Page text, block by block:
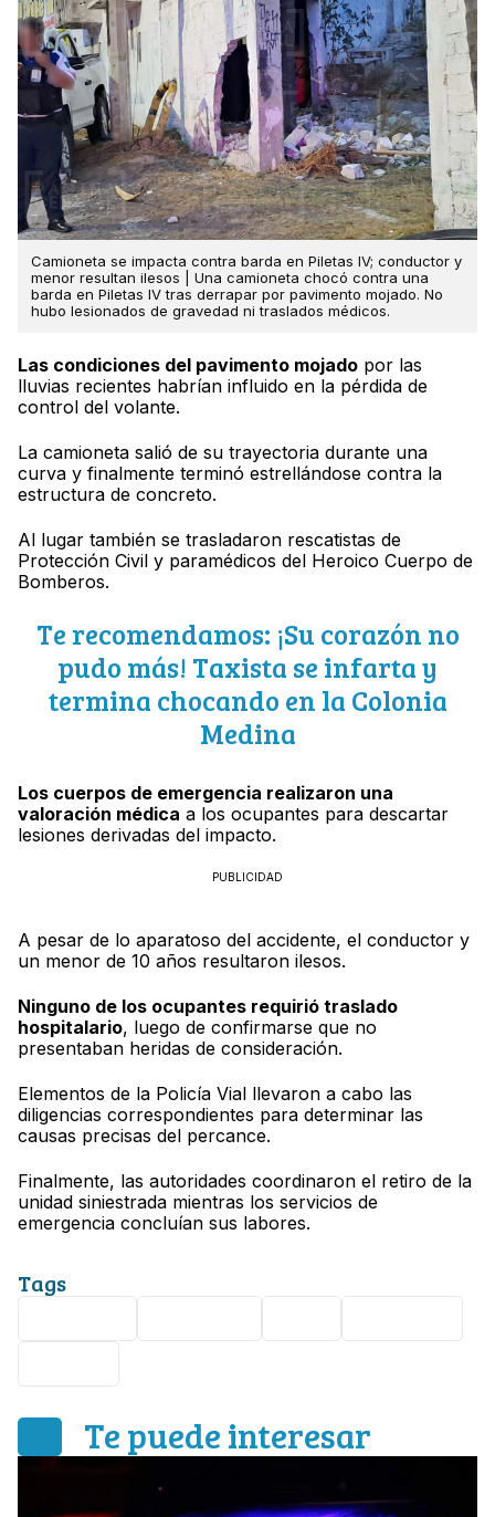
Camioneta se impacta contra barda en Piletas IV; conductor y
menor resultan ilesos | Una camioneta chocó contra una
barda en Piletas IV tras derrapar por pavimento mojado. No
hubo lesionados de gravedad ni traslados médicos.
Las condiciones del pavimento mojado por las
lluvias recientes habrían influido en la pérdida de
control del volante.
La camioneta salió de su trayectoria durante una
curva y finalmente terminó estrellándose contra la
estructura de concreto.
Al lugar también se trasladaron rescatistas de
Protección Civil y paramédicos del Heroico Cuerpo de
Bomberos.
Te recomendamos: ¡Su corazón no
pudo más! Taxista se infarta y
termina chocando en la Colonia
Medina
Los cuerpos de emergencia realizaron una
valoración médica a los ocupantes para descartar
lesiones derivadas del impacto.
PUBLICIDAD
A pesar de lo aparatoso del accidente, el conductor y
un menor de 10 años resultaron ilesos.
Ninguno de los ocupantes requirió traslado
hospitalario, luego de confirmarse que no
presentaban heridas de consideración.
Elementos de la Policía Vial llevaron a cabo las
diligencias correspondientes para determinar las
causas precisas del percance.
Finalmente, las autoridades coordinaron el retiro de la
unidad siniestrada mientras los servicios de
emergencia concluían sus labores.
Tags
Te puede interesar